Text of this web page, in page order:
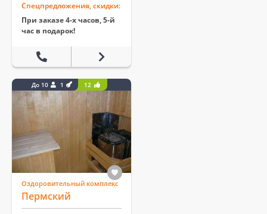
Спецпредложения, скидки:
При заказе 4-х часов, 5-й
час в подарок!
До 10 1 12
Оздоровительный комплекс
Пермский